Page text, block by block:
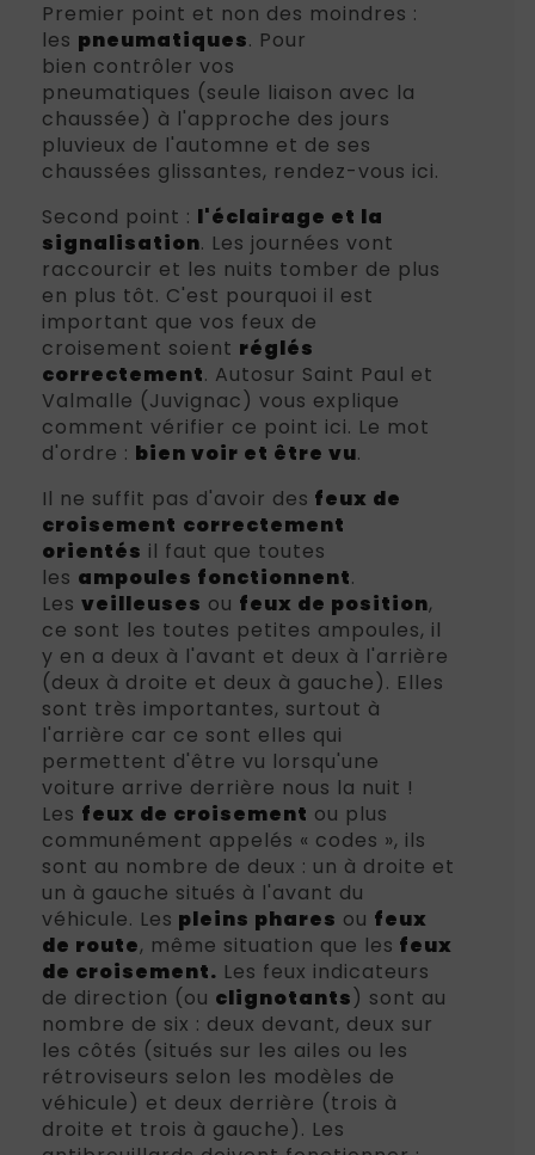
Premier point et non des moindres :
les pneumatiques. Pour
bien contrôler vos
pneumatiques (seule liaison avec la
chaussée) à l'approche des jours
pluvieux de l'automne et de ses
chaussées glissantes, rendez-vous ici.
Second point : l'éclairage et la
signalisation. Les journées vont
raccourcir et les nuits tomber de plus
en plus tôt. C'est pourquoi il est
important que vos feux de
croisement soient réglés
correctement. Autosur Saint Paul et
Valmalle (Juvignac) vous explique
comment vérifier ce point ici. Le mot
d'ordre : bien voir et être vu.
Il ne suffit pas d'avoir des feux de
croisement correctement
orientés il faut que toutes
les ampoules fonctionnent.
Les veilleuses ou feux de position,
ce sont les toutes petites ampoules, il
y en a deux à l'avant et deux à l'arrière
(deux à droite et deux à gauche). Elles
sont très importantes, surtout à
l'arrière car ce sont elles qui
permettent d'être vu lorsqu'une
voiture arrive derrière nous la nuit !
Les feux de croisement ou plus
communément appelés « codes », ils
sont au nombre de deux : un à droite et
un à gauche situés à l'avant du
véhicule. Les pleins phares ou feux
de route, même situation que les feux
de croisement. Les feux indicateurs
de direction (ou clignotants) sont au
nombre de six : deux devant, deux sur
les côtés (situés sur les ailes ou les
rétroviseurs selon les modèles de
véhicule) et deux derrière (trois à
droite et trois à gauche). Les